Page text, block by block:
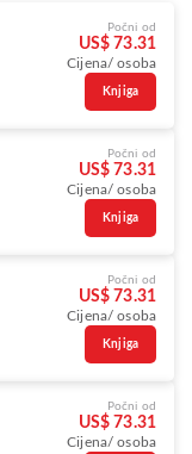
Počni od
US$ 73.31
Cijena/ osoba
Knjiga
Počni od
US$ 73.31
Cijena/ osoba
Knjiga
Počni od
US$ 73.31
Cijena/ osoba
Knjiga
Počni od
US$ 73.31
Cijena/ osoba